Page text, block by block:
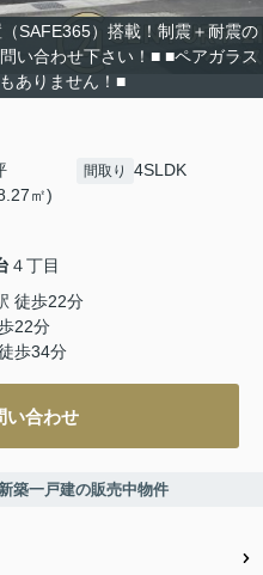
SAFE365）搭載！制震＋耐震の
い合わせ下さい！■ ■ペアガラス
ありません！■
㎡)
間取り 4SLDK
４丁目
徒歩22分
22分
歩34分
い合わせ
築一戸建の販売中物件